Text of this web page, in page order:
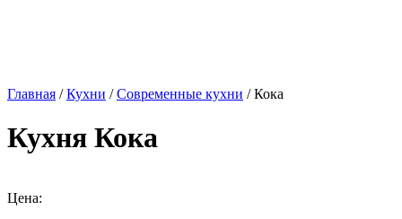
Главная /Кухни /Современные кухни / Кока
Кухня Кока
Цена: